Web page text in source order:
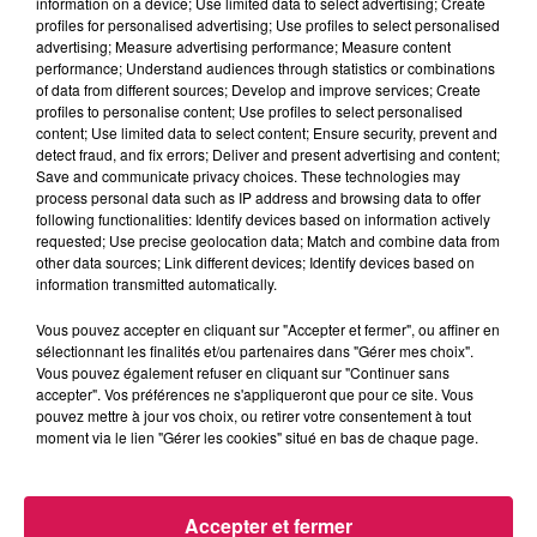
programme ? On vous conseil le carnet
de voyage, très complet, ou encore le
nouveau magazine sur l'Avesnois,
intitulé "Avesnois, la vraie parenthèse".
Sinon, une adresse :
https://www.partagetonsecret.com/
À L'ANTENNE
profiles for personalised advertising; Use profiles to select personalised
advertising; Measure advertising performance; Measure content
performance; Understand audiences through statistics or combinations
of data from different sources; Develop and improve services; Create
profiles to personalise content; Use profiles to select personalised
content; Use limited data to select content; Ensure security, prevent and
detect fraud, and fix errors; Deliver and present advertising and content;
Save and communicate privacy choices. These technologies may
process personal data such as IP address and browsing data to offer
following functionalities: Identify devices based on information actively
requested; Use precise geolocation data; Match and combine data from
other data sources; Link different devices; Identify devices based on
information transmitted automatically.
Vous pouvez accepter en cliquant sur "Accepter et fermer", ou affiner en
sélectionnant les finalités et/ou partenaires dans "Gérer mes choix".
Vous pouvez également refuser en cliquant sur "Continuer sans
accepter". Vos préférences ne s'appliqueront que pour ce site. Vous
pouvez mettre à jour vos choix, ou retirer votre consentement à tout
moment via le lien "Gérer les cookies" situé en bas de chaque page.
Accepter et fermer